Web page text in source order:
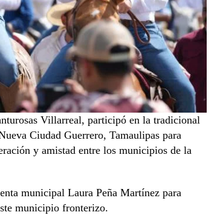
Villarreal, participó en la tradicional
Ciudad Guerrero, Tamaulipas para
y amistad entre los municipios de la
municipal Laura Peña Martínez para
municipio fronterizo.